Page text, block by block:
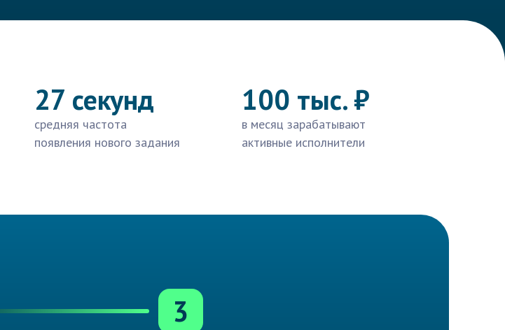
27 секунд
средняя частота
появления нового задания
100 тыс. ₽
в месяц зарабатывают
активные исполнители
3